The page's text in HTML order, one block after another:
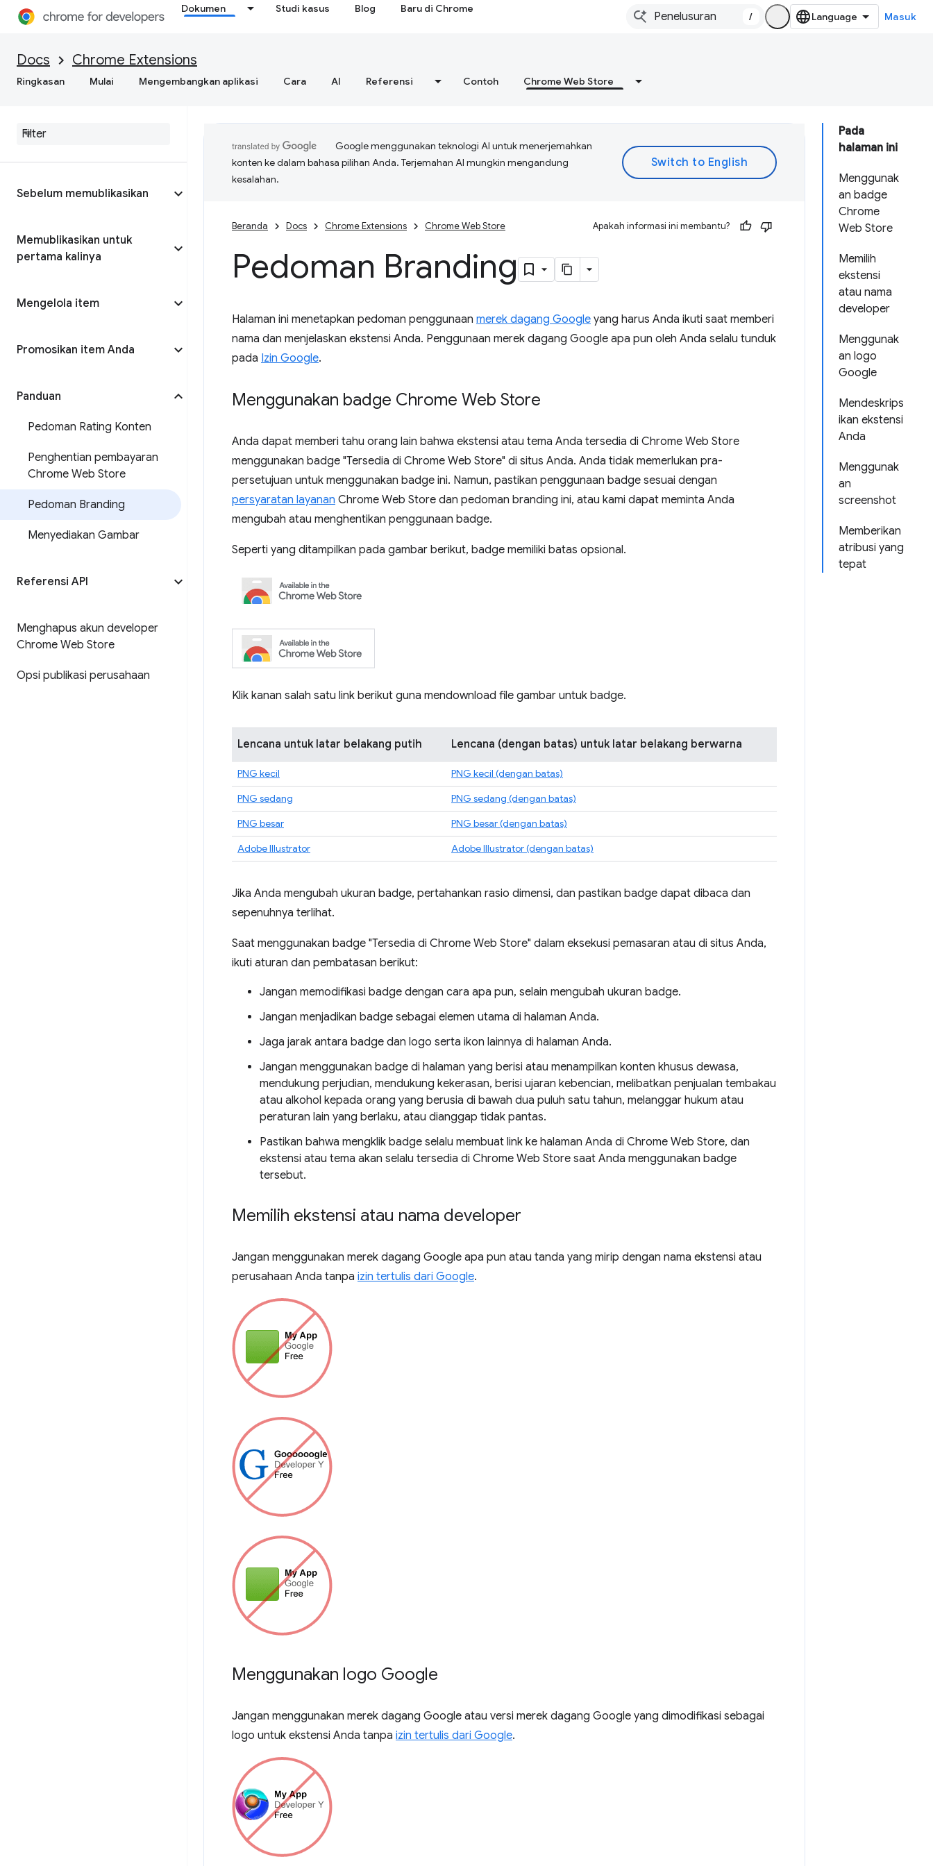
Dokumen Studi kasus Blog Baru di Chrome
/ Masuk
Docs Chrome Extensions
Ringkasan Mulai Mengembangkan aplikasi Cara AI Referensi Contoh Chrome Web Store
Sebelum memublikasikan
Memublikasikan untuk
pertama kalinya
Mengelola item
Promosikan item Anda
Panduan
Pedoman Rating Konten
Penghentian pembayaran
Chrome Web Store
Pedoman Branding
Menyediakan Gambar
Referensi API
Menghapus akun developer
Chrome Web Store
Opsi publikasi perusahaan
Pada
halaman ini
Menggunak
an badge
Chrome
Web Store
Memilih
ekstensi
atau nama
developer
Menggunak
an logo
Google
Mendeskrips
ikan ekstensi
Anda
Menggunak
an
screenshot
Memberikan
atribusi yang
tepat
Google menggunakan teknologi AI untuk menerjemahkan
konten ke dalam bahasa pilihan Anda. Terjemahan AI mungkin mengandung
kesalahan.
Beranda Docs Chrome Extensions Chrome Web Store Apakah informasi ini membantu?
Pedoman Branding
Halaman ini menetapkan pedoman penggunaan merek dagang Google yang harus Anda ikuti saat memberi
nama dan menjelaskan ekstensi Anda. Penggunaan merek dagang Google apa pun oleh Anda selalu tunduk
pada Izin Google.
Menggunakan badge Chrome Web Store
Anda dapat memberi tahu orang lain bahwa ekstensi atau tema Anda tersedia di Chrome Web Store
menggunakan badge "Tersedia di Chrome Web Store" di situs Anda. Anda tidak memerlukan pra-
persetujuan untuk menggunakan badge ini. Namun, pastikan penggunaan badge sesuai dengan
persyaratan layanan Chrome Web Store dan pedoman branding ini, atau kami dapat meminta Anda
mengubah atau menghentikan penggunaan badge.
Seperti yang ditampilkan pada gambar berikut, badge memiliki batas opsional.
Klik kanan salah satu link berikut guna mendownload file gambar untuk badge.
Lencana untuk latar belakang putih Lencana (dengan batas) untuk latar belakang berwarna
PNG kecil
PNG kecil (dengan batas)
PNG sedang
PNG sedang (dengan batas)
PNG besar
PNG besar (dengan batas)
Adobe Illustrator
Adobe Illustrator (dengan batas)
Jika Anda mengubah ukuran badge, pertahankan rasio dimensi, dan pastikan badge dapat dibaca dan
sepenuhnya terlihat.
Saat menggunakan badge "Tersedia di Chrome Web Store" dalam eksekusi pemasaran atau di situs Anda,
ikuti aturan dan pembatasan berikut:
Jangan memodifikasi badge dengan cara apa pun, selain mengubah ukuran badge.
Jangan menjadikan badge sebagai elemen utama di halaman Anda.
Jaga jarak antara badge dan logo serta ikon lainnya di halaman Anda.
Jangan menggunakan badge di halaman yang berisi atau menampilkan konten khusus dewasa,
mendukung perjudian, mendukung kekerasan, berisi ujaran kebencian, melibatkan penjualan tembakau
atau alkohol kepada orang yang berusia di bawah dua puluh satu tahun, melanggar hukum atau
peraturan lain yang berlaku, atau dianggap tidak pantas.
Pastikan bahwa mengklik badge selalu membuat link ke halaman Anda di Chrome Web Store, dan
ekstensi atau tema akan selalu tersedia di Chrome Web Store saat Anda menggunakan badge
tersebut.
Memilih ekstensi atau nama developer
Jangan menggunakan merek dagang Google apa pun atau tanda yang mirip dengan nama ekstensi atau
perusahaan Anda tanpa izin tertulis dari Google.
Menggunakan logo Google
Jangan menggunakan merek dagang Google atau versi merek dagang Google yang dimodifikasi sebagai
logo untuk ekstensi Anda tanpa izin tertulis dari Google.